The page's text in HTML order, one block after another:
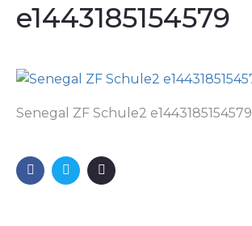
e1443185154579
Senegal ZF Schule2 e1443185154579